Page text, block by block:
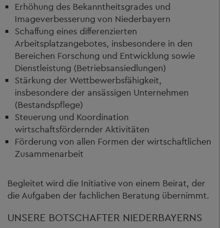
Erhöhung des Bekanntheitsgrades und
Imageverbesserung von Niederbayern
Schaffung eines differenzierten
Arbeitsplatzangebotes, insbesondere in den
Bereichen Forschung und Entwicklung sowie
Dienstleistung (Betriebsansiedlungen)
Stärkung der Wettbewerbsfähigkeit,
insbesondere der ansässigen Unternehmen
(Bestandspflege)
Steuerung und Koordination
wirtschaftsfördernder Aktivitäten
Förderung von allen Formen der wirtschaftlichen
Zusammenarbeit
Begleitet wird die Initiative von einem Beirat, der
die Aufgaben der fachlichen Beratung übernimmt.
UNSERE BOTSCHAFTER NIEDERBAYERNS